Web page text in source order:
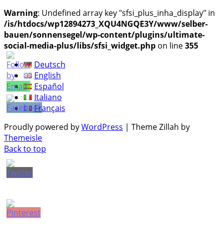
Warning: Undefined array key "sfsi_plus_inha_display" in
/is/htdocs/wp12894273_XQU4NGQE3Y/www/selber-
bauen/sonnensegel/wp-content/plugins/ultimate-
social-media-plus/libs/sfsi_widget.php on line355
Deutsch
English
Español
Italiano
Français
Proudly powered byWordPress | Theme Zillah by
Themeisle
Back to top